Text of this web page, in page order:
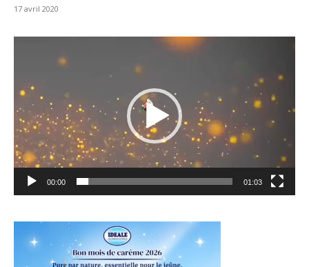
17 avril 2020
00:00 01:03